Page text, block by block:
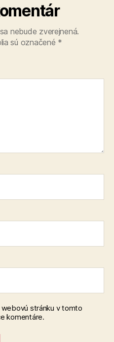
nebude zverejnená.
sú označené *
stránku v tomto
komentáre.